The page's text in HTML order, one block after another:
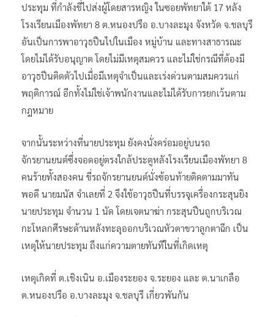
ประทุม ที่กำลังขี่ไปส่งผู้โดยสารหญิง ในซอยพัทยาใต้ 17 หลัง
โรงเรียนเมืองพัทยา 8 ต.หนองปรือ อ.บางละมุง จังหวัด จ.ชลบุรี
อันเป็นการพาอาวุธปืนไปในเมือง หมู่บ้าน และทางสาธารณะ
โดยไม่ได้รับอนุญาต โดยไม่มีเหตุสมควร และไม่ใช่กรณีที่ต้องมี
อาวุธปีนติดตัวไปเมื่อมีเหตุจำเป็นและเร่งด่วนตามสมควรแก่
พฤติการณ์ อีกทั้งไม่ใช่เจ้าพนักงานและไม่ได้รับการยกเว้นตาม
กฎหมาย
จากนั้นระหว่างที่นายประทุม ยังคงนั่งคร่อมอยู่บนรถ
จักรยานยนต์ซึ่งจอดอยู่ตรงใกล้ประตูหลังโรงเรียนเมืองพัทยา 8
คนร้ายทั้งสองคน ขี่รถจักรยานยนต์นั่งซ้อนท้ายติดตามมาทัน
พอดี นายมนัส จำเลยที่ 2 จึงใช้อาวุธปืนที่บรรจุเครื่องกระสุนยิง
นายประทุม จำนวน 1 นัด โดยเจตนาฆ่า กระสุนปืนถูกบริเวณ
กะโหลกศีรษะด้านหลังทะลุออกบริเวณหัวตาขวาลูกตาฉีก เป็น
เหตุให้นายประทุม ถึงแก่ความตายทันทีในที่เกิดเหตุ
เหตุเกิดที่ ต.เชิงเนิน อ.เมืองระยอง จ.ระยอง และ ต.นาเกลือ
ต.หนองปรือ อ.บางละมุง จ.ชลบุรี เกี่ยวพันกัน